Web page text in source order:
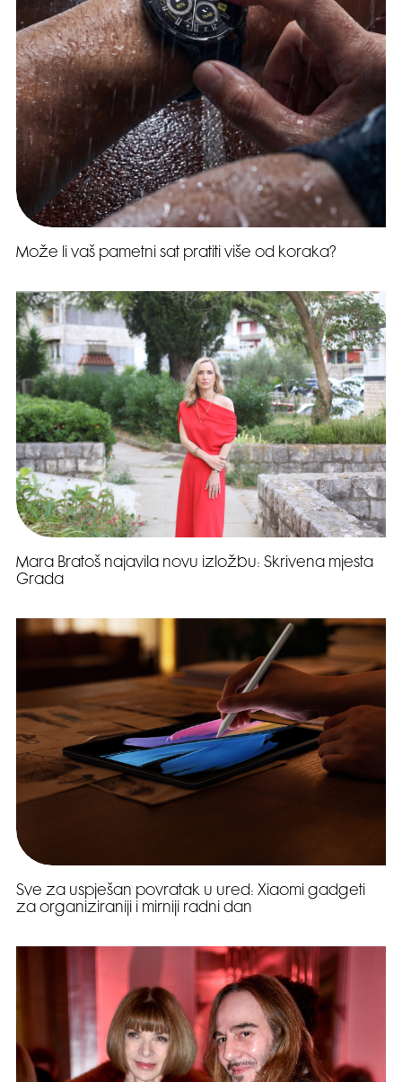
Može li vaš pametni sat pratiti više od koraka?
Mara Bratoš najavila novu izložbu: Skrivena mjesta
Grada
Sve za uspješan povratak u ured: Xiaomi gadgeti
za organiziraniji i mirniji radni dan